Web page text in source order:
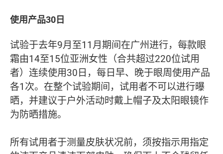
使用产品30日
试验于去年9月至11月期间在广州进行，每款眼
霜由14至15位亚洲女性（合共超过220位试用
者）连续使用30日，每日早、晚于眼周使用产品
各1次。在整个试验期间，试用者不可以进行曝
晒，并建议于户外活动时戴上帽子及太阳眼镜作
为防晒措施。
所有试用者于测量皮肤状况前，须按指示用指定